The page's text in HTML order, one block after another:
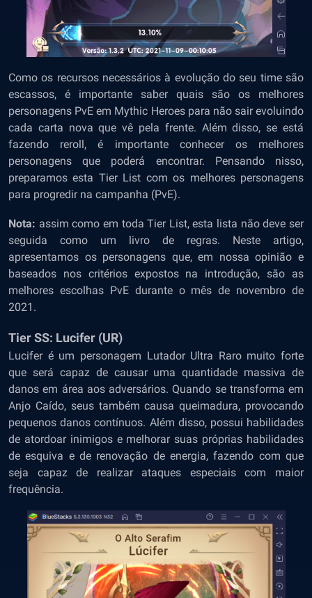
Como os recursos necessários à evolução do seu time são
escassos, é importante saber quais são os melhores
personagens PvE em Mythic Heroes para não sair evoluindo
cada carta nova que vê pela frente. Além disso, se está
fazendo reroll, é importante conhecer os melhores
personagens que poderá encontrar. Pensando nisso,
preparamos esta Tier List com os melhores personagens
para progredir na campanha (PvE).
Nota: assim como em toda Tier List, esta lista não deve ser
seguida como um livro de regras. Neste artigo,
apresentamos os personagens que, em nossa opinião e
baseados nos critérios expostos na introdução, são as
melhores escolhas PvE durante o mês de novembro de
2021.
Tier SS: Lucifer (UR)
Lucifer é um personagem Lutador Ultra Raro muito forte
que será capaz de causar uma quantidade massiva de
danos em área aos adversários. Quando se transforma em
Anjo Caído, seus também causa queimadura, provocando
pequenos danos contínuos. Além disso, possui habilidades
de atordoar inimigos e melhorar suas próprias habilidades
de esquiva e de renovação de energia, fazendo com que
seja capaz de realizar ataques especiais com maior
frequência.